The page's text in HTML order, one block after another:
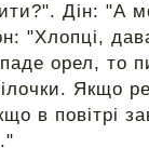
Дін: "А
"Хлопці,
орел, то
Якщо
в повітрі